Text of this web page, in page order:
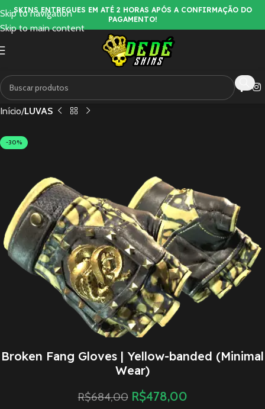
Skip to navigation
Skip to main content
SKINS ENTREGUES EM ATÉ 2 HORAS APÓS A CONFIRMAÇÃO DO
PAGAMENTO!
Início LUVAS
-30%
Broken Fang Gloves | Yellow-banded (Minimal
Wear)
R$684,00 R$478,00